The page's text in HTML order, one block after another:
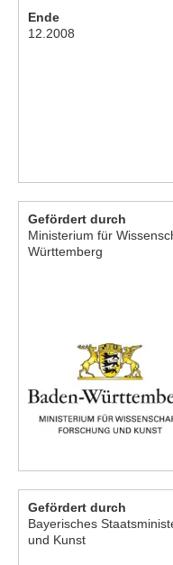
Ende
12.2008
Gefördert durch
Ministerium für
Württemberg
Gefördert durch
Bayerisches
und Kunst